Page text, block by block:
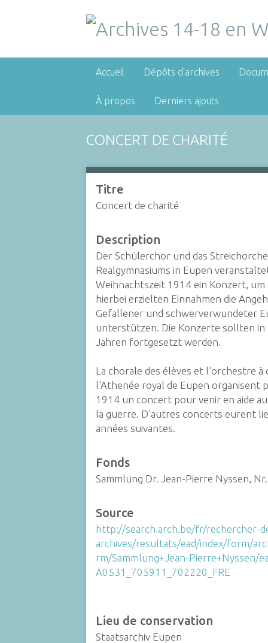
Accueil Dépôts d'archives
À propos Derniers ajouts
CONCERT DE CHARITÉ
Titre
Concert de charité
Description
Der Schülerchor und das
Realgymnasiums in Eupen
Weihnachtszeit 1914 ein Konzert, um
hierbei erzielten Einnahmen die
Gefallener und schwerverwundeter
unterstützen. Die Konzerte sollten in
Jahren fortgesetzt werden.
La chorale des élèves et l'orchestre à
l'Athenée royal de Eupen organisent
1914 un concert pour venir en aide
la guerre. D'autres concerts eurent
années suivantes.
Fonds
Sammlung Dr. Jean-Pierre Nyssen,
Source
http://search.arch.be/fr/rechercher-
archives/resultats/ead/index/form/
rm/Sammlung+Jean-Pierre+Nyssen/
A0531_705911_702220_FRE
Lieu de conservation
Staatsarchiv Eupen